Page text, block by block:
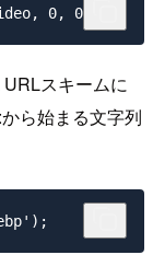
スキームに
ら始まる文字列